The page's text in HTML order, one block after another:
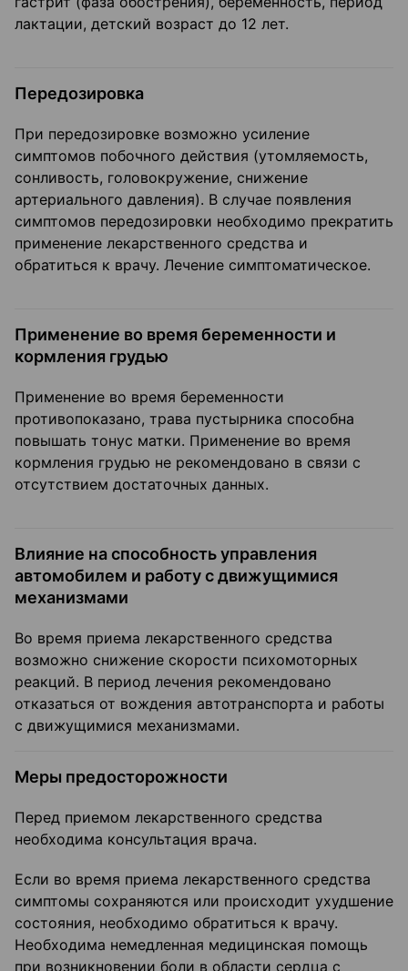
лактации, детский возраст до 12 лет.
Передозировка
При передозировке возможно усиление
симптомов побочного действия (утомляемость,
сонливость, головокружение, снижение
артериального давления). В случае появления
симптомов передозировки необходимо прекратить
применение лекарственного средства и
обратиться к врачу. Лечение симптоматическое.
Применение во время беременности и
кормления грудью
Применение во время беременности
противопоказано, трава пустырника способна
повышать тонус матки. Применение во время
кормления грудью не рекомендовано в связи с
отсутствием достаточных данных.
Влияние на способность управления
автомобилем и работу с движущимися
механизмами
Во время приема лекарственного средства
возможно снижение скорости психомоторных
реакций. В период лечения рекомендовано
отказаться от вождения автотранспорта и работы
с движущимися механизмами.
Меры предосторожности
Перед приемом лекарственного средства
необходима консультация врача.
Если во время приема лекарственного средства
симптомы сохраняются или происходит ухудшение
состояния, необходимо обратиться к врачу.
Необходима немедленная медицинская помощь
при возникновении боли в области сердца с